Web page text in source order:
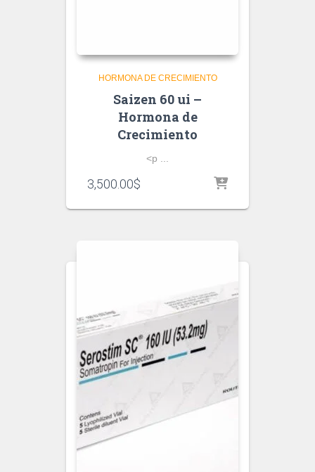
HORMONA DE CRECIMIENTO
Saizen 60 ui –
Hormona de
Crecimiento
<p ...
3,500.00$